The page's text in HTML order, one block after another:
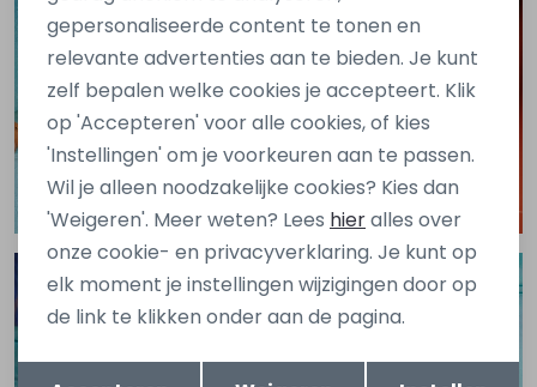
Bekijk look Bekijk look
Terug Opslaan
gepersonaliseerde content te tonen en
relevante advertenties aan te bieden. Je kunt
zelf bepalen welke cookies je accepteert. Klik
op 'Accepteren' voor alle cookies, of kies
'Instellingen' om je voorkeuren aan te passen.
Wil je alleen noodzakelijke cookies? Kies dan
'Weigeren'. Meer weten? Lees hieralles over
onze cookie- en privacyverklaring. Je kunt op
elk moment je instellingen wijzigingen door op
de link te klikken onder aan de pagina.